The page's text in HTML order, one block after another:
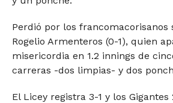
Perdió por los
Rogelio Armenteros (0-1), quien
misericordia en 1.2 innings de
carreras -dos limpias- y dos
El Licey registra 3-1 y los